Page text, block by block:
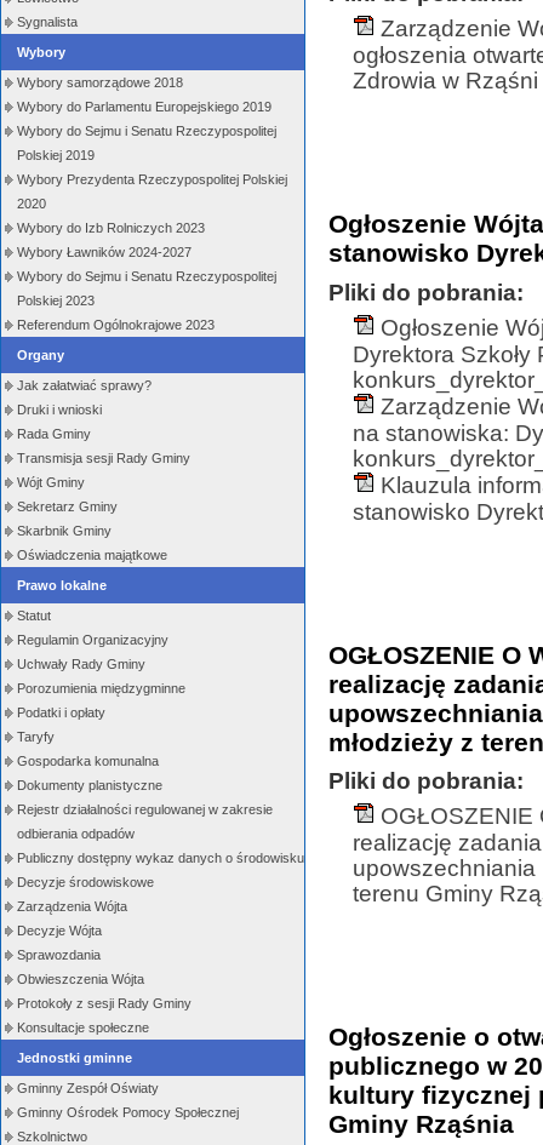
Sygnalista
Wybory
Wybory samorządowe 2018
Wybory do Parlamentu Europejskiego 2019
Wybory do Sejmu i Senatu Rzeczypospolitej
Polskiej 2019
Wybory Prezydenta Rzeczypospolitej Polskiej
2020
Wybory do Izb Rolniczych 2023
Wybory Ławników 2024-2027
Wybory do Sejmu i Senatu Rzeczypospolitej
Polskiej 2023
Referendum Ogólnokrajowe 2023
Organy
Jak załatwiać sprawy?
Druki i wnioski
Rada Gminy
Transmisja sesji Rady Gminy
Wójt Gminy
Sekretarz Gminy
Skarbnik Gminy
Oświadczenia majątkowe
Prawo lokalne
Statut
Regulamin Organizacyjny
Uchwały Rady Gminy
Porozumienia międzygminne
Podatki i opłaty
Taryfy
Gospodarka komunalna
Dokumenty planistyczne
Rejestr działalności regulowanej w zakresie
odbierania odpadów
Publiczny dostępny wykaz danych o środowisku
Decyzje środowiskowe
Zarządzenia Wójta
Decyzje Wójta
Sprawozdania
Obwieszczenia Wójta
Protokoły z sesji Rady Gminy
Konsultacje społeczne
Jednostki gminne
Gminny Zespół Oświaty
Gminny Ośrodek Pomocy Społecznej
Szkolnictwo
Zarządzenie
ogłoszenia
Zdrowia w
Ogłoszenie
stanowisko
Pliki do pobrania:
Ogłoszenie
Dyrektora
Zarządzenie
na stanowiska:
Klauzula
stanowisko
OGŁOSZENIE O
realizację
młodzieży z
Pliki do pobrania:
OGŁOSZENIE
realizację
upowszechniania
terenu Gminy
Ogłoszenie o
publicznego w
kultury fizycznej
Gminy Rząśnia